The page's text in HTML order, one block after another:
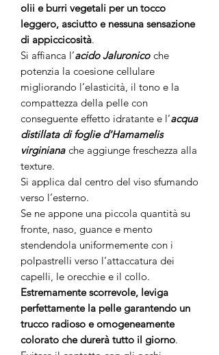
olii e burri vegetali per un tocco
leggero, asciutto e nessuna sensazione
di appiccicosità.
Si affianca l’acido Jaluronico che
potenzia la coesione cellulare
migliorando l’elasticità, il tono e la
compattezza della pelle con
conseguente effetto idratante e l’acqua
distillata di foglie d'Hamamelis
virginiana che aggiunge freschezza alla
texture.
Si applica dal centro del viso sfumando
verso l’esterno.
Se ne appone una piccola quantità su
fronte, naso, guance e mento
stendendola uniformemente con i
polpastrelli verso l’attaccatura dei
capelli, le orecchie e il collo.
Estremamente scorrevole, leviga
perfettamente la pelle garantendo un
trucco radioso e omogeneamente
colorato che durerà tutto il giorno.